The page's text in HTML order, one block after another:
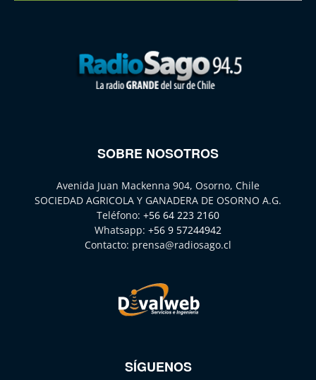
SOBRE NOSOTROS
Avenida Juan Mackenna 904, Osorno, Chile
SOCIEDAD AGRICOLA Y GANADERA DE OSORNO A.G.
Teléfono: +56 64 223 2160
Whatsapp: +56 9 57244942
Contacto: prensa@radiosago.cl
SÍGUENOS